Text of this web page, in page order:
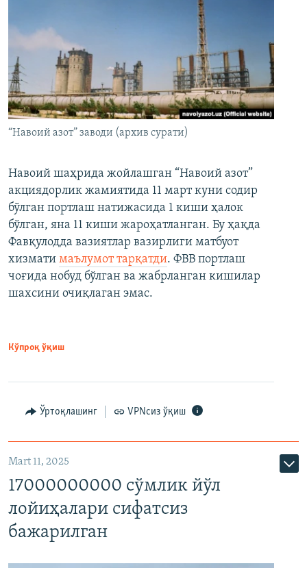
“Навоий азот” заводи (архив сурати)
Навоий шаҳрида жойлашган “Навоий азот”
акциядорлик жамиятида 11 март куни содир
бўлган портлаш натижасида 1 киши ҳалок
бўлган, яна 11 киши жароҳатланган. Бу ҳақда
Фавқулодда вазиятлар вазирлиги матбуот
хизмати маълумот тарқатди. ФВВ портлаш
чоғида нобуд бўлган ва жабрланган кишилар
шахсини очиқлаган эмас.
Кўпроқ ўқиш
Ўртоқлашинг VPNсиз ўқиш
Mart 11, 2025
17000000000 сўмлик йўл
лойиҳалари сифатсиз
бажарилган